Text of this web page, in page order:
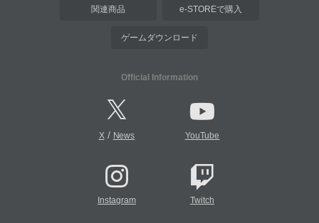
関連商品 e-STOREで購入
ゲームダウンロード
Official Information
X/ News YouTube
Instagram Twitch